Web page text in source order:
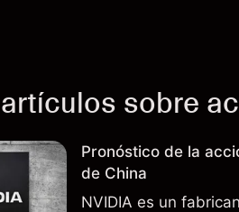
sobre
Pronóstico de la
de China
NVIDIA es un